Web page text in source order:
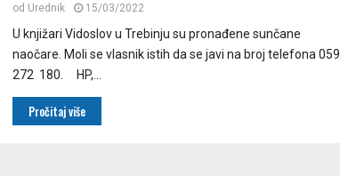
od Urednik 15/03/2022
U knjižari Vidoslov u Trebinju su pronađene sunčane
naočare. Moli se vlasnik istih da se javi na broj telefona 059
272 180. HP,...
Pročitaj više